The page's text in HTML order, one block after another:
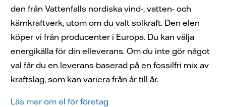
den från Vattenfalls nordiska vind-, vatten- och
kärnkraftverk, utom om du valt solkraft. Den elen
köper vi från producenter i Europa. Du kan välja
energikälla för din elleverans. Om du inte gör något
val får du en leverans baserad på en fossilfri mix av
kraftslag, som kan variera från år till år.
Läs mer om el för företag